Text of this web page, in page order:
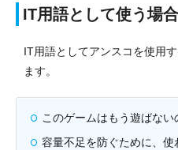
IT用語として使う場合
IT用語としてアンスコを使用
ます。
このゲームはもう遊ばない
容量不足を防ぐために、